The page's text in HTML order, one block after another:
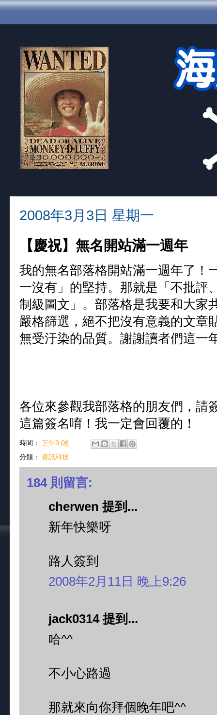
2008年3月3日 星期一
【慶祝】無名開站滿一週年
我的無名部落格開站滿一週年了！
一沒有」的堅持。那就是「不批評
制級圖文」。部落格是我要和大家
嚴格篩選，絕不把沒有意義的文章
無受汙染的品質。謝謝讀者們這一
各位來參觀我部落格的朋友們，請
這篇簽名唷！我一定會回覆的！
時間： 下午3:06
分類： 資訊科技
184 則留言:
cherwen 提到...
新年快樂呀
路人簽到
2008年2月11日 晚上9:26
jack0314 提到...
哈^^
不小心路過
那就來向你拜個晚年吧^^